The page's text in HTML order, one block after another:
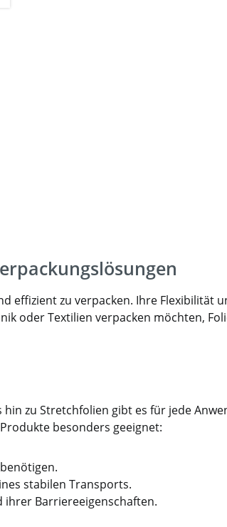
zu verpacken. Ihre Flexibilität
oder Textilien verpacken möchten,
zu Stretchfolien gibt es für jede
besonders geeignet:
stabilen Transports.
ihrer Barriereeigenschaften.